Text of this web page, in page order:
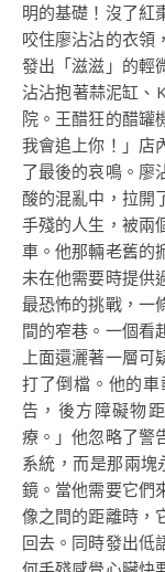
明的基礎！沒了紅
咬住廖沾沾的衣領
發出「滋滋」的輕
沾沾抱著蒜泥缸、
院。王醋狂的醋罐
我會追上你！」店
了最後的哀鳴。廖
酸的混亂中，拉開
手殘的人生，被兩
車。他那輛老舊的
未在他需要時提供
最恐怖的挑戰，一
間的窄巷。一個看
上面還灑著一層
打了倒檔。他的
告，後方障礙物
療。」他忽略了警
系統，而是那兩塊
鏡。當他需要它們
像之間的距離時，
回去。同時發出低